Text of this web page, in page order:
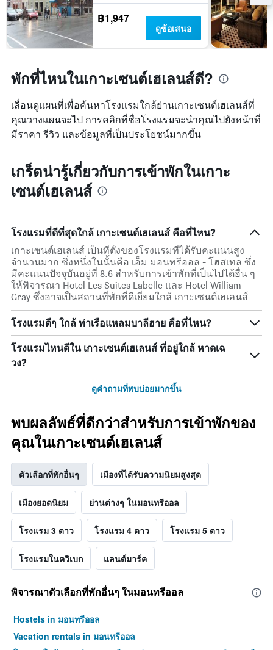
฿1,947
ดูข้อเสนอ
พักที่ไหนในเกาะเซนต์เฮเลนส์ดี?
เลื่อนดูแผนที่เพื่อค้นหาโรงแรมใกล้ย่านเกาะเซนต์เฮเลนส์ที่
คุณวางแผนจะไป การคลิกที่ชื่อโรงแรมจะนำคุณไปยังหน้าที่
มีราคา รีวิว และข้อมูลที่เป็นประโยชน์มากขึ้น
เกร็ดน่ารู้เกี่ยวกับการเข้าพักในเกาะ
เซนต์เฮเลนส์
โรงแรมที่ดีที่สุดใกล้ เกาะเซนต์เฮเลนส์ คือที่ไหน?
เกาะเซนต์เฮเลนส์ เป็นที่ตั้งของโรงแรมที่ได้รับคะแนนสูง
จำนวนมาก ซึ่งหนึ่งในนั้นคือ เอ็ม มอนทรีออล - โฮสเทล ซึ่ง
มีคะแนนปัจจุบันอยู่ที่ 8.6 สำหรับการเข้าพักที่เป็นไปได้อื่น ๆ
ให้พิจารณา Hotel Les Suites Labelle และ Hotel William
Gray ซึ่งอาจเป็นสถานที่พักที่ดีเยี่ยมใกล้ เกาะเซนต์เฮเลนส์
โรงแรมดีๆ ใกล้ ท่าเรือแหลมบาลีฮาย คือที่ไหน?
โรงแรมไหนดีใน เกาะเซนต์เฮเลนส์ ที่อยู่ใกล้ หาดเฉ
วง?
ดูคำถามที่พบบ่อยมากขึ้น
พบผลลัพธ์ที่ดีกว่าสำหรับการเข้าพักของ
คุณในเกาะเซนต์เฮเลนส์
ตัวเลือกที่พักอื่นๆ เมืองที่ได้รับความนิยมสูงสุด
เมืองยอดนิยม ย่านต่างๆ ในมอนทรีออล
โรงแรม 3 ดาว โรงแรม 4 ดาว โรงแรม 5 ดาว
โรงแรมในควิเบก แลนด์มาร์ค
พิจารณาตัวเลือกที่พักอื่นๆ ในมอนทรีออล
Hostels in มอนทรีออล
Vacation rentals in มอนทรีออล